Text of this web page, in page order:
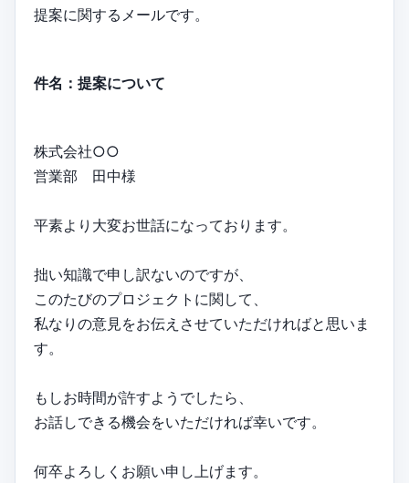
提案に関するメールです。
件名：提案について
株式会社○○
営業部 田中様
平素より大変お世話になっております。
拙い知識で申し訳ないのですが、
このたびのプロジェクトに関して、
私なりの意見をお伝えさせていただければと思いま
す。
もしお時間が許すようでしたら、
お話しできる機会をいただければ幸いです。
何卒よろしくお願い申し上げます。